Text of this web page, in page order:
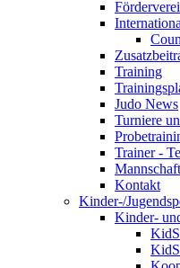
Training
Judo News
Turniere
Trainer -
Kontakt
Kinder-/
Kinder-